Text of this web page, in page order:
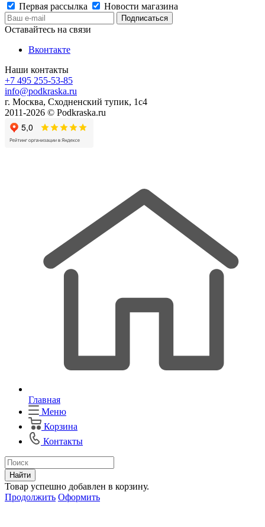
Первая рассылка
Новости магазина
Оставайтесь на связи
Вконтакте
Наши контакты
+7 495 255-53-85
info@podkraska.ru
г. Москва, Сходненский тупик, 1с4
2011-2026 © Podkraska.ru
Главная
Меню
Корзина
Контакты
Найти
Товар успешно добавлен в корзину.
Продолжить Оформить